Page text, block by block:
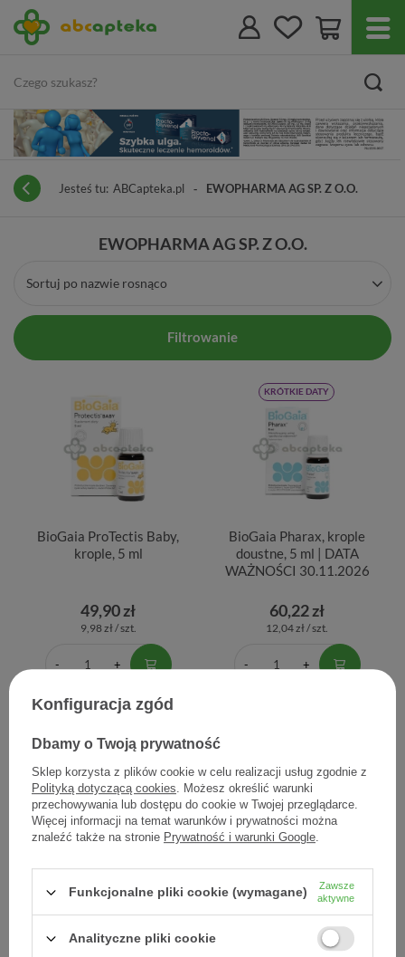
Jesteś tu: ABCapteka.pl EWOPHARMA AG SP. Z O.O.
EWOPHARMA AG SP. Z O.O.
Sortuj po nazwie rosnąco
Filtrowanie
BioGaia ProTectis Baby,
krople, 5 ml
49,90 zł
9,98 zł / szt.
KRÓTKIE DATY
BioGaia Pharax, krople
doustne, 5 ml | DATA
WAŻNOŚCI 30.11.2026
60,22 zł
12,04 zł / szt.
94,70 zł
1,58 zł / szt.
krople doustne, 10 ml
89,90 zł
8,99 zł / szt.
Konfiguracja zgód
Dbamy o Twoją prywatność
Sklep korzysta z plików cookie w celu realizacji usług zgodnie z
Polityką dotyczącą cookies. Możesz określić warunki
przechowywania lub dostępu do cookie w Twojej przeglądarce.
Więcej informacji na temat warunków i prywatności można
znaleźć także na stronie Prywatność i warunki Google.
Funkcjonalne pliki cookie (wymagane)
Zawsze
aktywne
Analityczne pliki cookie